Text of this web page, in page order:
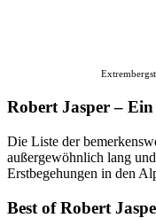
Robert Jasper –
Die Liste der
außergewöhnlich lang
Erstbegehungen in den
Best of Robert